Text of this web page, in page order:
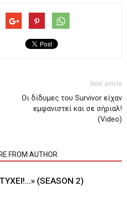
Next article
Οι δίδυμες του Survivor είχαν
εμφανιστεί και σε σήριαλ!
(Video)
FROM AUTHOR
(SEASON 2)